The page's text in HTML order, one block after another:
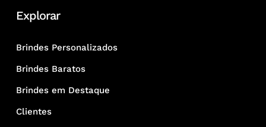
Explorar
Brindes Personalizados
Brindes Baratos
Brindes em Destaque
Clientes